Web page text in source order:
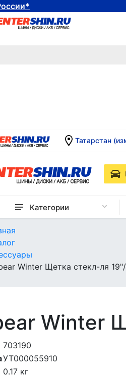
Татарстан
Категории
Winter Щетка стекл-ля
Winter
703190
УТ000055910
0.17 кг